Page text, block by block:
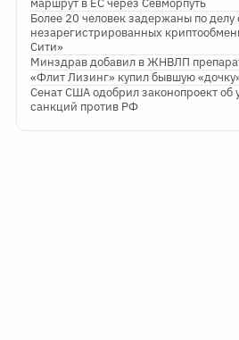
маршрут в ЕС через Севморпуть
Более 20 человек задержаны по делу
незарегистрированных
Сити»
Минздрав добавил в ЖНВЛП
«Флит Лизинг» купил бывшую
Сенат США одобрил законопроект об
санкций против РФ